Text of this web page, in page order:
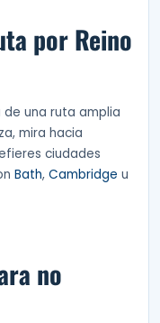
por Reino
una ruta amplia
mira hacia
ciudades
Bath, Cambridge u
no